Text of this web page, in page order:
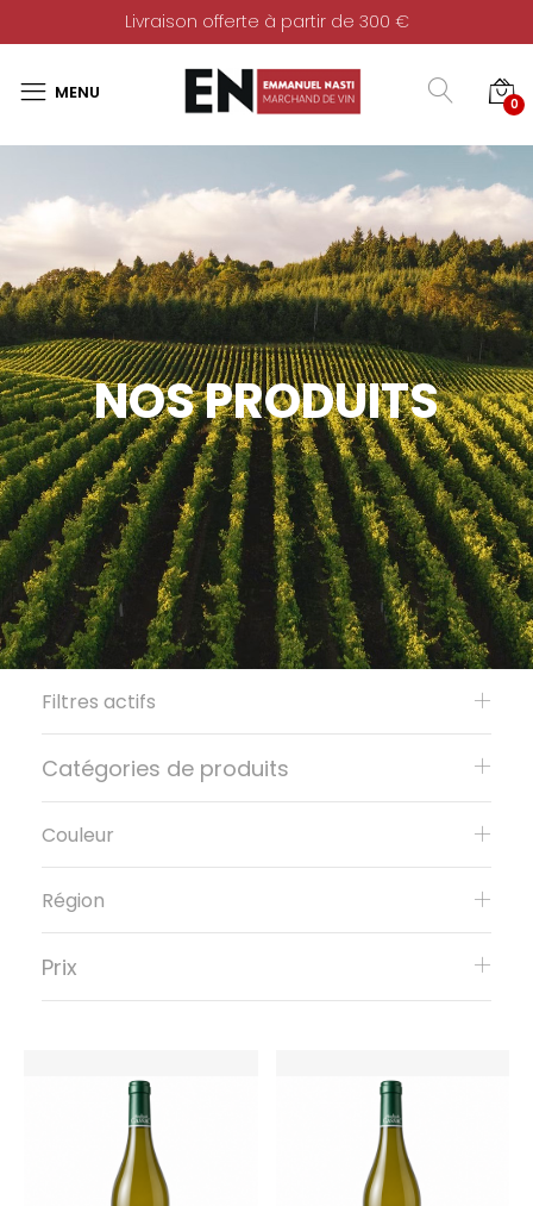
Livraison offerte à partir de 300 €
0
NOS PRODUITS
Filtres actifs
Catégories de produits
Couleur
Région
Prix